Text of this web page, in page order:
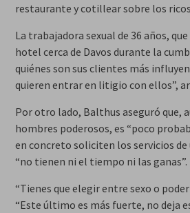
restaurante y cotillear sobre los
La trabajadora sexual de 36 años,
hotel cerca de Davos durante la
quiénes son sus clientes más
quieren entrar en litigio con ellos”,
Por otro lado, Balthus aseguró que,
hombres poderosos, es “poco
en concreto soliciten los servicios
“no tienen ni el tiempo ni las ganas”.
“Tienes que elegir entre sexo o
“Este último es más fuerte, no deja